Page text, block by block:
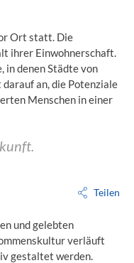
Ort statt. Die
ihrer Einwohnerschaft.
in denen Städte von
an, die Potenziale
Menschen in einer
Teilen
und gelebten
verläuft
gestaltet werden.